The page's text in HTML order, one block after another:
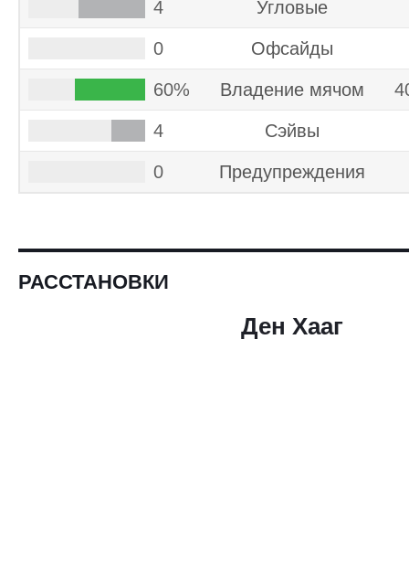
4 Угловые
0 Офсайды
60% Владение мячом
4 Cэйвы
0 Предупреждения
РАССТАНОВКИ
Ден Хааг